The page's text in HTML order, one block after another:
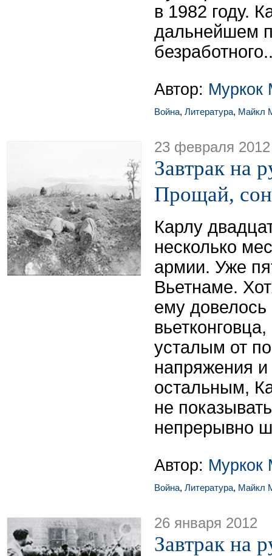
в 1982 году.
дальнейшем
Автор: Муркок
Война, Литература, Майкл
23 февраля 2012
Завтрак на
Прощай,
Карлу
несколько
армии. Уже
Вьетнаме.
ему довелось
усталым от
напряжения
остальным,
не
непрерывно
Автор: Муркок
Война, Литература, Майкл
26 января 2012
Завтрак на